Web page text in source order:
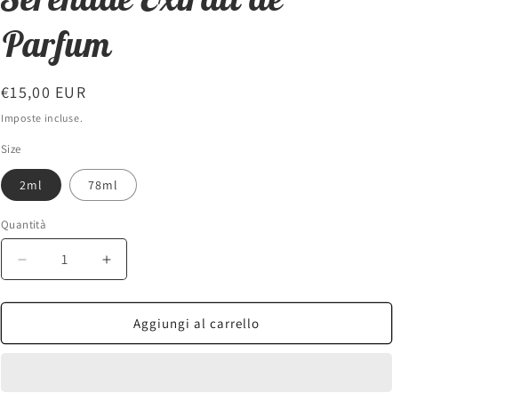
Parfum
Prezzo
di
listino
€15,00 EUR
Imposte incluse.
Size
2ml 78ml
Quantità
Diminuisci
quantità
per
Perfumes
Aumenta
quantità
per
Jusbox
Perfumes
Aggiungi al carrello